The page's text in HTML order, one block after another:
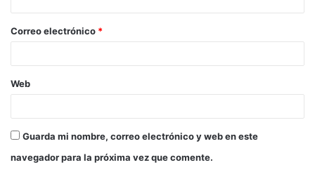
Correo electrónico *
Web
Guarda mi nombre, correo electrónico y web en este
navegador para la próxima vez que comente.